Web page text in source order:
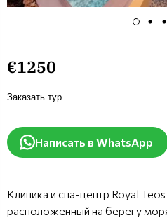
€1250
Заказать тур
Написать в WhatsApp
Клиника и спа-центр Royal
расположенный на берегу